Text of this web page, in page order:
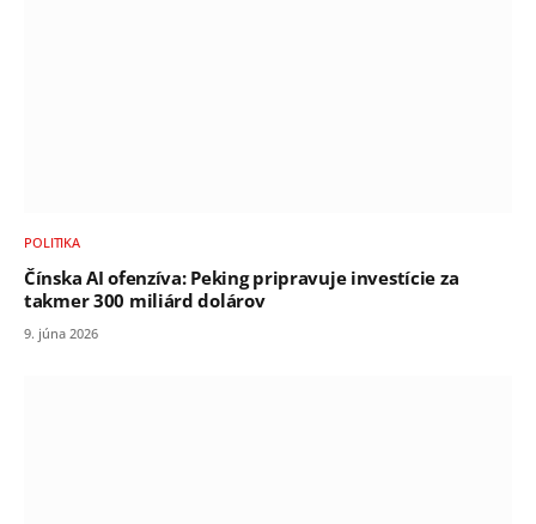
POLITIKA
Čínska AI ofenzíva: Peking pripravuje investície za
takmer 300 miliárd dolárov
9. júna 2026